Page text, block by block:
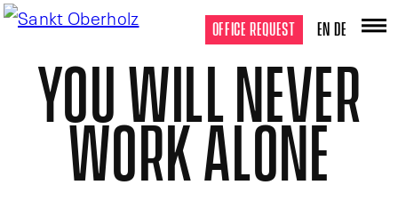
OFFICE REQUEST EN DE
YOU WILL NEVER
WORK ALONE